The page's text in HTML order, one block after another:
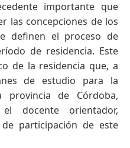
importante que
las concepciones de los
definen el proceso de
de residencia. Este
de la residencia que, a
de estudio para la
de Córdoba,
docente orientador,
participación de este